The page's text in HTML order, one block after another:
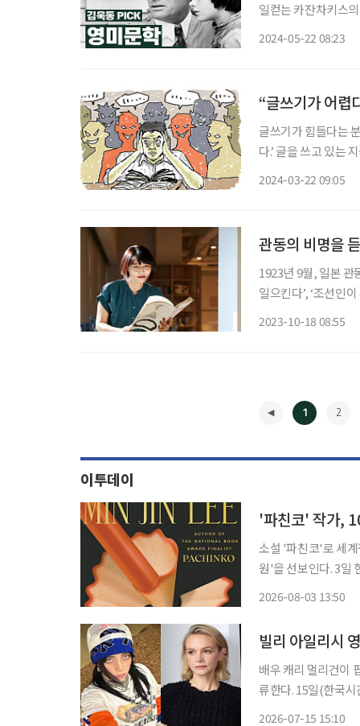
일컫는 카잔차키스
2024-05-22 08:23
“글쓰기가 어렵
글쓰기가 힘들다는
다.’ 글을 쓰고 있는
2024-03-22 09:05
관동의 비명을
1923년 9월, 일본 관
일으킨다’, ‘조선인
2023-10-18 08:55
1 2
이투데이
'파친코' 작가,
소설 '파친코'로 세계
원'을 선보인다. 3일 현대문학에 따르면 '아메리칸 학원'은 문학 에이전지 '로저스 콜리지 &
2026-08-03 13:50
빌리 아일리시
배우 캐리 멀리건이
류한다. 15일(한국시간) 미국 연예매체 버라이어티 등 외신을 종합하면 멀리건은 실비아 플
2026-07-15 15:10